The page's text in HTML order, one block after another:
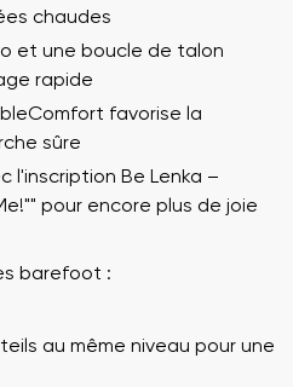
chaudes
et une boucle de talon
rapide
favorise la
sûre
l'inscription Be Lenka –
pour encore plus de joie
barefoot :
au même niveau pour une